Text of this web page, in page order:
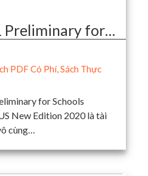
Preliminary for…
PDF Có Phí,Sách Thực
for Schools
New Edition 2020 là tài
cùng…